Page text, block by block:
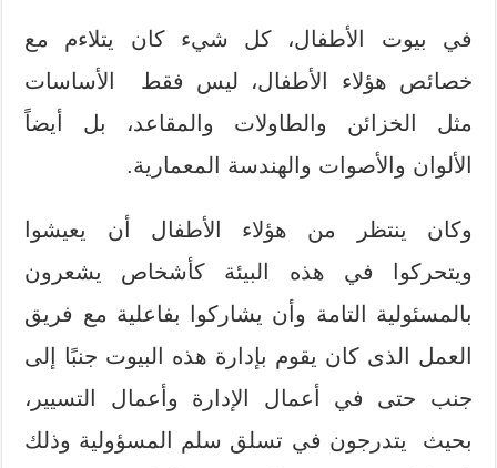
في بيوت الأطفال، كل شيء كان يتلاءم مع
خصائص هؤلاء الأطفال، ليس فقط الأساسات
مثل الخزائن والطاولات والمقاعد، بل أيضاً
الألوان والأصوات والهندسة المعمارية.
وكان ينتظر من هؤلاء الأطفال أن يعيشوا
ويتحركوا في هذه البيئة كأشخاص يشعرون
بالمسئولية التامة وأن يشاركوا بفاعلية مع فريق
العمل الذى كان يقوم بإدارة هذه البيوت جنبًا إلى
جنب حتى في أعمال الإدارة وأعمال التسيير،
بحيث يتدرجون في تسلق سلم المسؤولية وذلك